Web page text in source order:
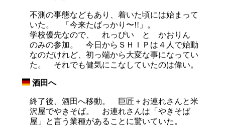
不測の事態などもあり、着いた頃には始まって
いた。 「今来たばっかり〜!!」。
学校優先なので、 れっぴい と かおりん
のみの参加。 今日からＳＨＩＰは４人で始動
なのだけれど、初っ端から大変な事になってい
た。 それでも健気にこなしていたのは偉い。
酒田へ
終了後、酒田へ移動。 巨匠＋お連れさんと米
沢屋でやきそば。 お連れさんは「やきそば
屋」と言う業種があることに驚いていた。